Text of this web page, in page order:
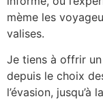
mème les
valises.
Je tiens à offrir
depuis le choix
l’évasion,